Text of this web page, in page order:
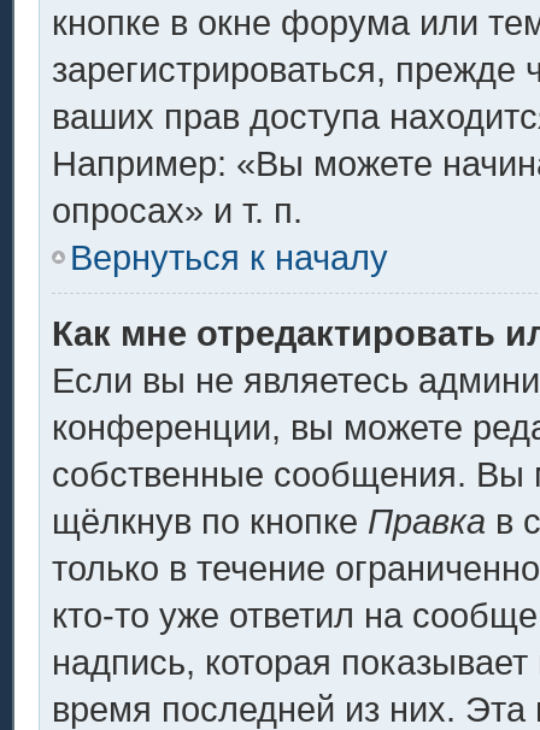
кнопке в окне форума или
зарегистрироваться,
ваших прав доступа
Например: «Вы можете
опросах» и т. п.
Вернуться к началу
Как мне отредактировать
Если вы не являетесь
конференции, вы можете
собственные сообщения. Вы
щёлкнув по кнопке Правка в
только в течение
кто-то уже ответил на
надпись, которая
время последней из них.